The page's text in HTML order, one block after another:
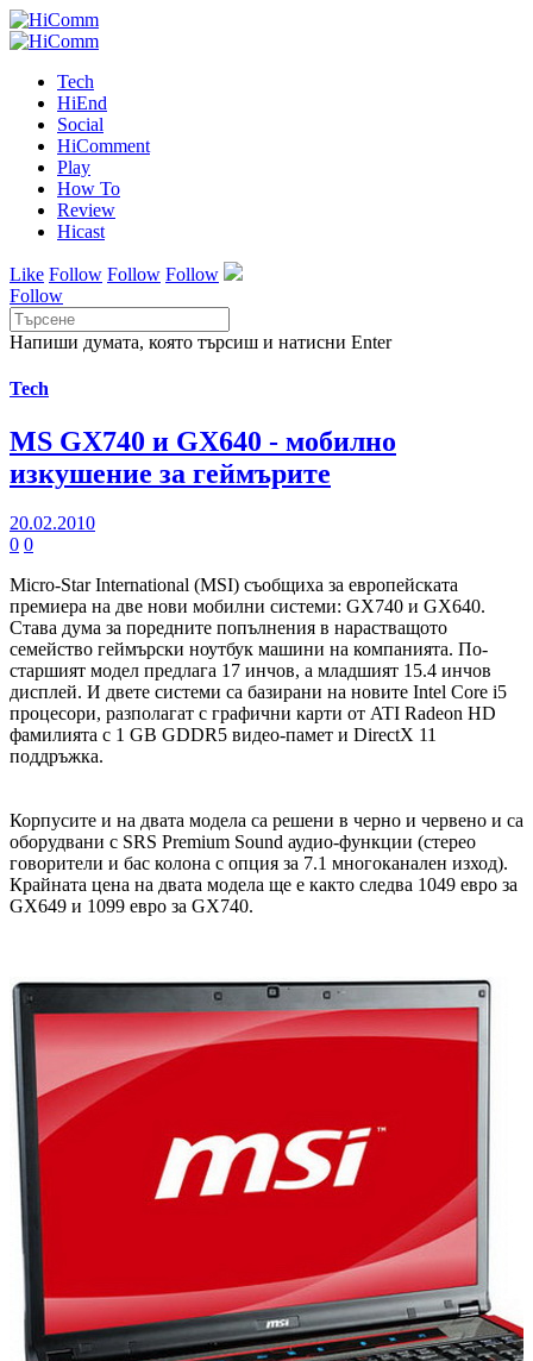
Tech
HiEnd
Social
HiComment
Play
How To
Review
Hicast
Like Follow Follow Follow
Follow
Напиши думата, която търсиш и натисни Enter
Tech
MS GX740 и GX640 - мобилно
изкушение за геймърите
20.02.2010
0 0
Micro-Star International (MSI) съобщиха за европейската
премиера на две нови мобилни системи: GX740 и GX640.
Става дума за поредните попълнения в нарастващото
семейство геймърски ноутбук машини на компанията. По-
старшият модел предлага 17 инчов, а младшият 15.4 инчов
дисплей. И двете системи са базирани на новите Intel Core i5
процесори, разполагат с графични карти от ATI Radeon HD
фамилията с 1 GB GDDR5 видео-памет и DirectX 11
поддръжка.
Корпусите и на двата модела са решени в черно и червено и са
оборудвани с SRS Premium Sound аудио-функции (стерео
говорители и бас колона с опция за 7.1 многоканален изход).
Крайната цена на двата модела ще е както следва 1049 евро за
GX649 и 1099 евро за GX740.